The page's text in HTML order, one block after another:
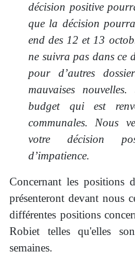
décision positive
que la décision
end des 12 et 13
ne suivra pas dans ce
pour d’autres
mauvaises
budget qui est
communales. Nous
votre décision
d’impatience.
Concernant les positions
présenteront devant nous
différentes positions
Robiet telles qu'elles
semaines.